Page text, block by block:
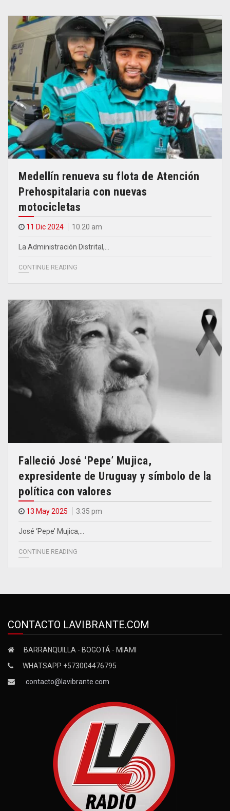
Medellín renueva su flota de Atención
Prehospitalaria con nuevas
motocicletas
11 Dic 2024 10.20 am
La Administración Distrital,…
CONTINUE READING
Falleció José ‘Pepe’ Mujica,
expresidente de Uruguay y símbolo de la
política con valores
13 May 2025 3.35 pm
José ‘Pepe’ Mujica,…
CONTINUE READING
CONTACTO LAVIBRANTE.COM
BARRANQUILLA - BOGOTÁ - MIAMI
WHATSAPP +573004476795
contacto@lavibrante.com